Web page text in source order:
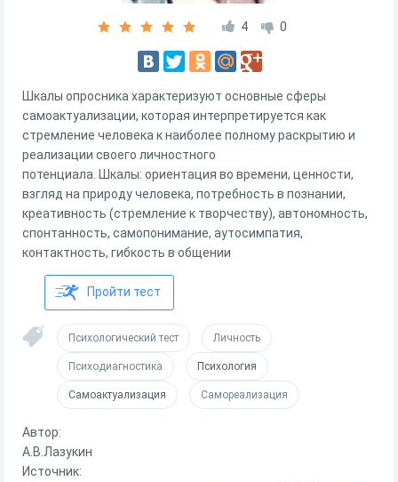
4 0
Шкалы опросника характеризуют основные сферы
самоактуализации, которая интерпретируется как
стремление человека к наиболее полному раскрытию и
реализации своего личностного
потенциала. Шкалы: ориентация во времени, ценности,
взгляд на природу человека, потребность в познании,
креативность (стремление к творчеству), автономность,
спонтанность, самопонимание, аутосимпатия,
контактность, гибкость в общении
Пройти тест
Психологический тест Личность
Психодиагностика Психология
Самоактуализация Самореализация
Автор:
А.В.Лазукин
Источник: